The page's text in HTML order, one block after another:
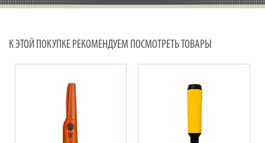
К ЭТОЙ ПОКУПКЕ РЕКОМЕНДУЕМ ПОСМОТРЕТЬ ТОВАРЫ